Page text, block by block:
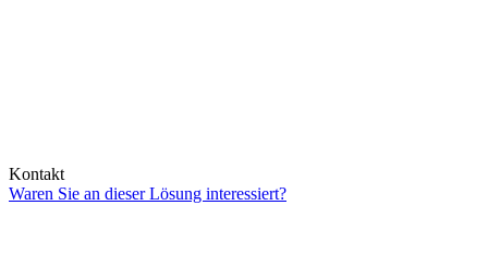
Kontakt
Waren Sie an dieser Lösung interessiert?